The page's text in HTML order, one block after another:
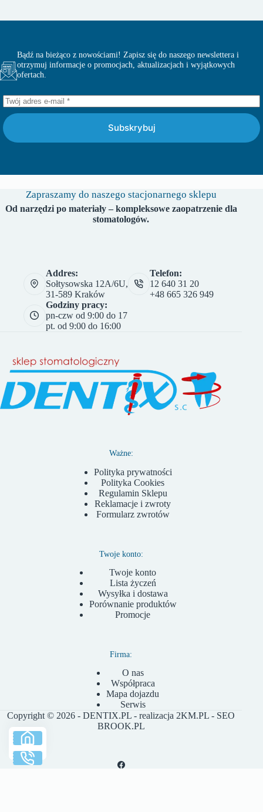
Bądź na bieżąco z nowościami! Zapisz się do naszego newslettera i
otrzymuj informacje o promocjach, aktualizacjach i wyjątkowych
ofertach.
Subskrybuj
Zapraszamy do naszego stacjonarnego sklepu
Od narzędzi po materiały – kompleksowe zaopatrzenie dla
stomatologów.
Addres:
Sołtysowska 12A/6U,
31-589 Kraków
Telefon:
12 640 31 20
+48 665 326 949
Godziny pracy:
pn-czw od 9:00 do 17
pt. od 9:00 do 16:00
Ważne:
Polityka prywatności
Polityka Cookies
Regulamin Sklepu
Reklamacje i zwroty
Formularz zwrotów
Twoje konto:
Twoje konto
Lista życzeń
Wysyłka i dostawa
Porównanie produktów
Promocje
Firma:
O nas
Współpraca
Mapa dojazdu
Serwis
Copyright © 2026 - DENTIX.PL - realizacja 2KM.PL - SEO
BROOK.PL